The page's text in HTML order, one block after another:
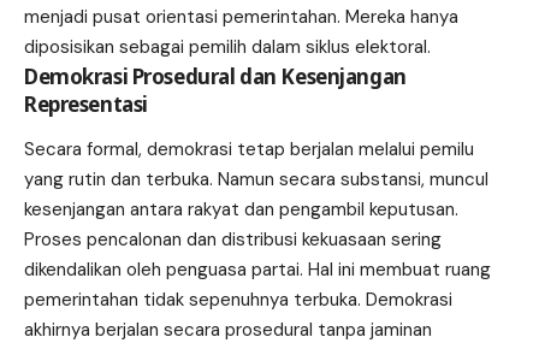
menjadi pusat orientasi pemerintahan. Mereka hanya
diposisikan sebagai pemilih dalam siklus elektoral.
Demokrasi Prosedural dan Kesenjangan
Representasi
Secara formal, demokrasi tetap berjalan melalui pemilu
yang rutin dan terbuka. Namun secara substansi, muncul
kesenjangan antara rakyat dan pengambil keputusan.
Proses pencalonan dan distribusi kekuasaan sering
dikendalikan oleh penguasa partai. Hal ini membuat ruang
pemerintahan tidak sepenuhnya terbuka. Demokrasi
akhirnya berjalan secara prosedural tanpa jaminan